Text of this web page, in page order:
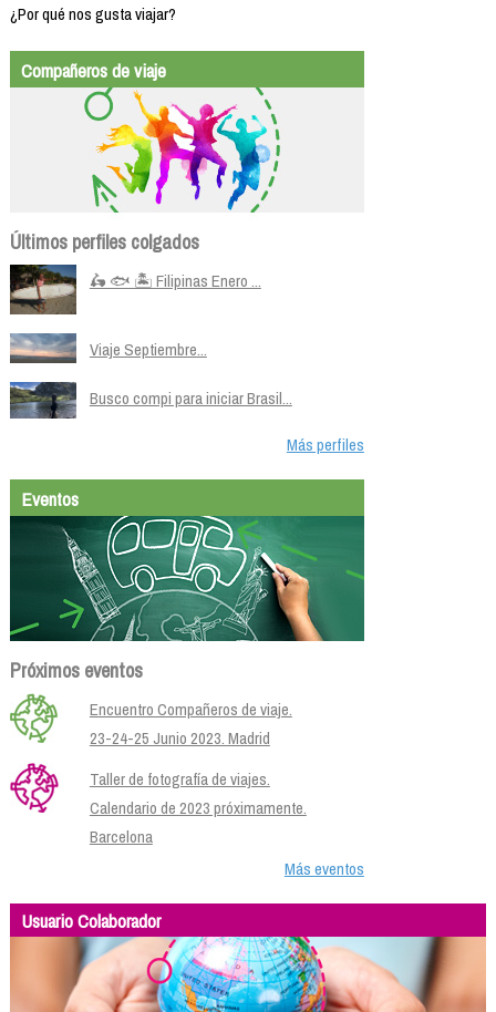
¿Por qué nos gusta viajar?
Compañeros de viaje
Últimos perfiles colgados
🛵 🐟 🏝️ Filipinas Enero ...
Viaje Septiembre...
Busco compi para iniciar Brasil...
Más perfiles
Eventos
Próximos eventos
Encuentro Compañeros de viaje.
23-24-25 Junio 2023. Madrid
Taller de fotografía de viajes.
Calendario de 2023 próximamente.
Barcelona
Más eventos
Usuario Colaborador